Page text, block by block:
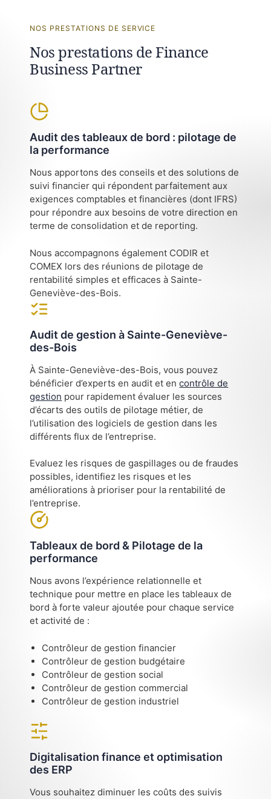
NOS PRESTATIONS DE SERVICE
Nos prestations de Finance
Business Partner
Audit des tableaux de bord : pilotage de
la performance
Nous apportons des conseils et des solutions de
suivi financier qui répondent parfaitement aux
exigences comptables et financières (dont IFRS)
pour répondre aux besoins de votre direction en
terme de consolidation et de reporting.
Nous accompagnons également CODIR et
COMEX lors des réunions de pilotage de
rentabilité simples et efficaces à Sainte-
Geneviève-des-Bois.
Audit de gestion à Sainte-Geneviève-
des-Bois
À Sainte-Geneviève-des-Bois, vous pouvez
bénéficier d’experts en audit et encontrôle de
gestion pour rapidement évaluer les sources
d’écarts des outils de pilotage métier, de
l’utilisation des logiciels de gestion dans les
différents flux de l’entreprise.
Evaluez les risques de gaspillages ou de fraudes
possibles, identifiez les risques et les
améliorations à prioriser pour la rentabilité de
l’entreprise.
Tableaux de bord & Pilotage de la
performance
Nous avons l’expérience relationnelle et
technique pour mettre en place les tableaux de
bord à forte valeur ajoutée pour chaque service
et activité de :
Contrôleur de gestion financier
Contrôleur de gestion budgétaire
Contrôleur de gestion social
Contrôleur de gestion commercial
Contrôleur de gestion industriel
Digitalisation finance et optimisation
des ERP
Vous souhaitez diminuer les coûts des suivis